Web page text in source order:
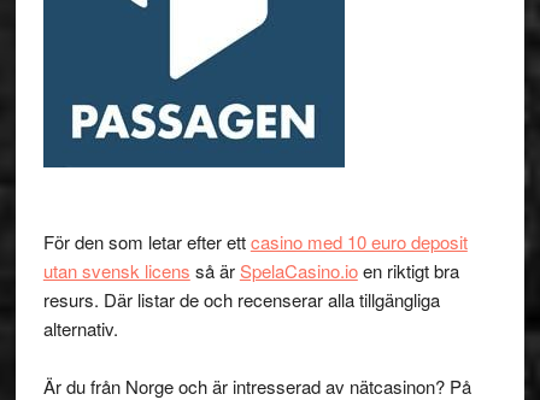
För den som letar efter ettcasino med 10 euro deposit
utan svensk licens så ärSpelaCasino.ioen riktigt bra
resurs. Där listar de och recenserar alla tillgängliga
alternativ.
Är du från Norge och är intresserad av nätcasinon? På